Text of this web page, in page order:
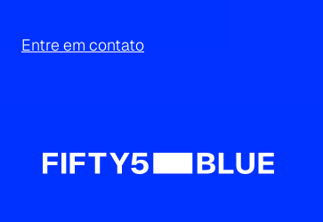
Entre em contato